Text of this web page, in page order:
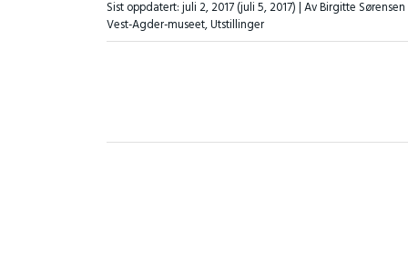
Sist oppdatert:juli 2, 2017(juli 5, 2017)| Av Birgitte
Vest-Agder-museet,Utstillinger